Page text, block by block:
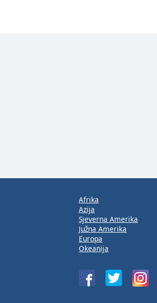
Afrika
Azija
Sjeverna Amerika
Južna Amerika
Europa
Okeanija